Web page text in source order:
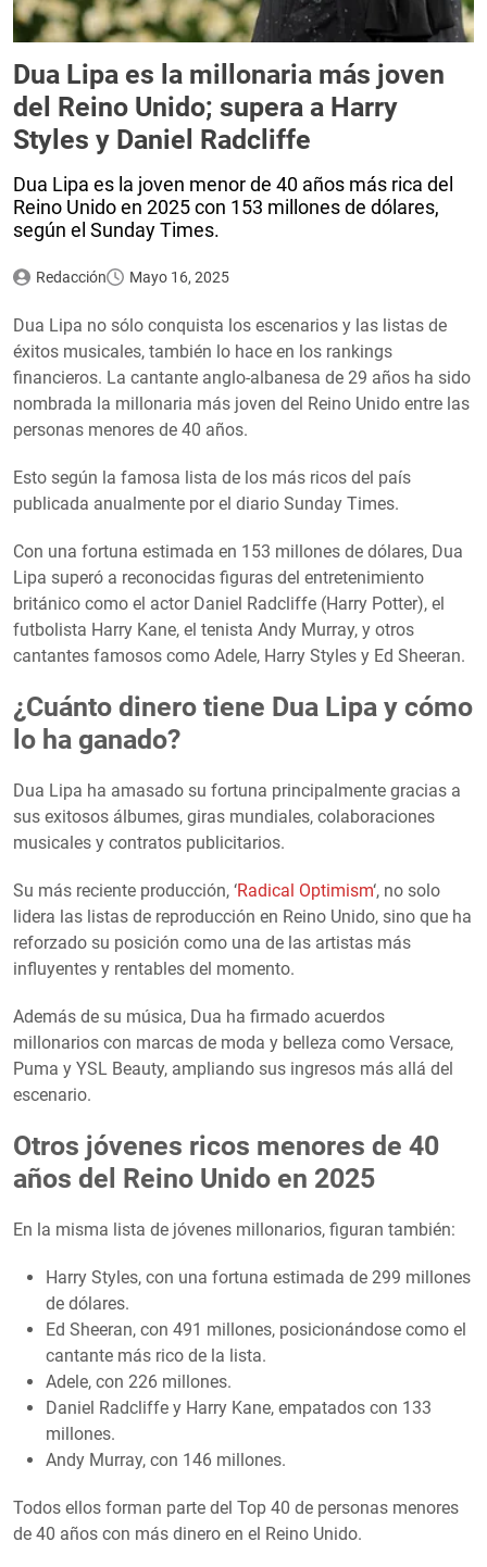
Dua Lipa es la millonaria más joven
del Reino Unido; supera a Harry
Styles y Daniel Radcliffe
Dua Lipa es la joven menor de 40 años más rica del
Reino Unido en 2025 con 153 millones de dólares,
según el Sunday Times.
Redacción Mayo 16, 2025
Dua Lipa no sólo conquista los escenarios y las listas de
éxitos musicales, también lo hace en los rankings
financieros. La cantante anglo-albanesa de 29 años ha sido
nombrada la millonaria más joven del Reino Unido entre las
personas menores de 40 años.
Esto según la famosa lista de los más ricos del país
publicada anualmente por el diario Sunday Times.
Con una fortuna estimada en 153 millones de dólares, Dua
Lipa superó a reconocidas figuras del entretenimiento
británico como el actor Daniel Radcliffe (Harry Potter), el
futbolista Harry Kane, el tenista Andy Murray, y otros
cantantes famosos como Adele, Harry Styles y Ed Sheeran.
¿Cuánto dinero tiene Dua Lipa y cómo
lo ha ganado?
Dua Lipa ha amasado su fortuna principalmente gracias a
sus exitosos álbumes, giras mundiales, colaboraciones
musicales y contratos publicitarios.
Su más reciente producción, ‘Radical Optimism‘, no solo
lidera las listas de reproducción en Reino Unido, sino que ha
reforzado su posición como una de las artistas más
influyentes y rentables del momento.
Además de su música, Dua ha firmado acuerdos
millonarios con marcas de moda y belleza como Versace,
Puma y YSL Beauty, ampliando sus ingresos más allá del
escenario.
Otros jóvenes ricos menores de 40
años del Reino Unido en 2025
En la misma lista de jóvenes millonarios, figuran también:
Harry Styles, con una fortuna estimada de 299 millones
de dólares.
Ed Sheeran, con 491 millones, posicionándose como el
cantante más rico de la lista.
Adele, con 226 millones.
Daniel Radcliffe y Harry Kane, empatados con 133
millones.
Andy Murray, con 146 millones.
Todos ellos forman parte del Top 40 de personas menores
de 40 años con más dinero en el Reino Unido.